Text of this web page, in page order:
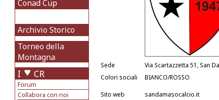
Conad Cup
Archivio Storico
Torneo della
Montagna
I CR
Forum
Collabora con noi
Sede
Via Scartazzetta 51, San
Colori sociali
BIANCO/ROSSO
Sito web
sandamasocalcio.it